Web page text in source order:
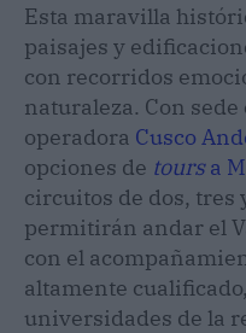
Esta maravilla
paisajes y
con recorridos
naturaleza. Con sede
operadora Cusco
opciones de toursa
circuitos de dos, tres
permitirán andar el
con el
altamente
universidades de la